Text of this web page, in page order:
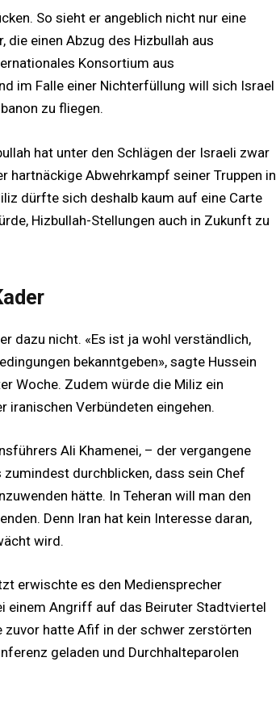
So sieht er angeblich nicht nur eine
einen Abzug des Hizbullah aus
Konsortium aus
im Falle einer Nichterfüllung will sich Israel
zu fliegen.
hat unter den Schlägen der Israeli zwar
hartnäckige Abwehrkampf seiner Truppen in
dürfte sich deshalb kaum auf eine Carte
Hizbullah-Stellungen auch in Zukunft zu
dazu nicht. «Es ist ja wohl verständlich,
bekanntgeben», sagte Hussein
Woche. Zudem würde die Miliz ein
iranischen Verbündeten eingehen.
Ali Khamenei, – der vergangene
durchblicken, dass sein Chef
hätte. In Teheran will man den
Denn Iran hat kein Interesse daran,
wird.
erwischte es den Mediensprecher
einem Angriff auf das Beiruter Stadtviertel
zuvor hatte Afif in der schwer zerstörten
geladen und Durchhalteparolen